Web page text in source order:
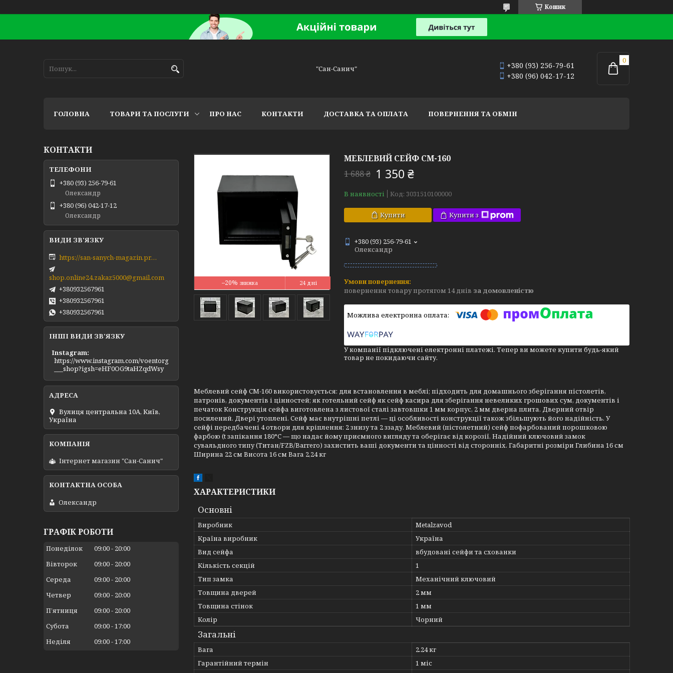
Кошик
"Сан-Санич"
+380 (93) 256-79-61
+380 (96) 042-17-12
ГОЛОВНА ТОВАРИ ТА ПОСЛУГИ ПРО НАС КОНТАКТИ ДОСТАВКА ТА ОПЛАТА ПОВЕРНЕННЯ ТА ОБМІН
–20% 24 дні
МЕБЛЕВИЙ СЕЙФ СМ-160
1 688 ₴ 1 350 ₴
В наявності Код: 3031510100000
Купити Купити з
+380 (93) 256-79-61
Олександр
повернення товару протягом 14 днів за домовленістю
У компанії підключені електронні платежі. Тепер ви можете купити будь-який
товар не покидаючи сайту.
Меблевий сейф СМ-160 використовується: для встановлення в меблі; підходить для домашнього зберігання пістолетів,
патронів, документів і цінностей; як готельний сейф як сейф касира для зберігання невеликих грошових сум, документів і
печаток Конструкція сейфа виготовлена з листової сталі завтовшки 1 мм корпус, 2 мм дверна плита. Дверний отвір
посилений. Двері утоплені. Сейф має внутрішні петлі — ці особливості конструкції також збільшують його надійність. У
сейфі передбачені 4 отвори для кріплення: 2 знизу та 2 ззаду. Меблевий (пістолетний) сейф пофарбований порошковою
фарбою (t запікання 180°C — що надає йому приємного вигляду та оберігає від корозії. Надійний ключовий замок
сувальдного типу (Титан/FZB/Barrero) захистить ваші документи та цінності від сторонніх. Габаритні розміри Глибина 16 см
Ширина 22 см Висота 16 см Вага 2,24 кг
ХАРАКТЕРИСТИКИ
Основні
Виробник
Metalzavod
Країна виробник
Україна
Вид сейфа
вбудовані сейфи та схованки
Кількість секцій
1
Тип замка
Механічний ключовий
Товщина дверей
2 мм
Товщина стінок
1 мм
Колір
Чорний
Загальні
Вага
2.24 кг
Гарантійний термін
1 міс
КОНТАКТИ
+380 (93) 256-79-61
Олександр
+380 (96) 042-17-12
Олександр
https://san-sanych-magazin.prom.ua/ua/
shop.online24.zakaz5000@gmail.com
+380932567961
+380932567961
+380932567961
ІНШІ ВИДИ ЗВ'ЯЗКУ
Instagram
https://www.instagram.com/voentorg
___shop?igsh=eHF0OG9taHZqdWsy
Вулиця центральна 10А, Київ,
Україна
Інтернет магазин "Сан-Санич"
Олександр
ГРАФІК РОБОТИ
Понеділок 09:00
20:00
Вівторок
09:00
20:00
Середа
09:00
20:00
Четвер
09:00
20:00
Пʼятниця
09:00
20:00
Субота
09:00 17:00
Неділя
09:00 17:00